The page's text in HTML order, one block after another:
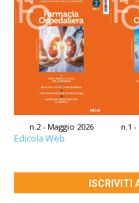
n.2 - Maggio 2026 n.1
Edicola Web
ISCRIVITI